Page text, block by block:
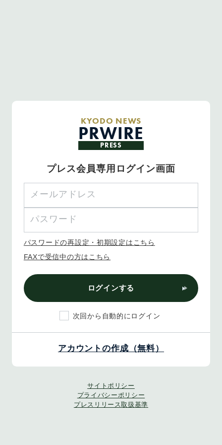
KYODO NEWS
PRWIRE
PRESS
プレス会員専用ログイン画面
パスワードの再設定・初期設定はこちら
FAXで受信中の方はこちら
ログインする
次回から自動的にログイン
アカウントの作成（無料）
サイトポリシー
プライバシーポリシー
プレスリリース取扱基準